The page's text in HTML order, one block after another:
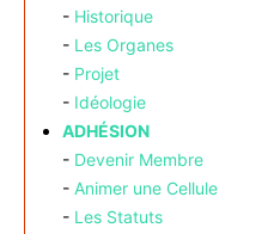
- Historique
- Les Organes
- Projet
- Idéologie
ADHÉSION
- Devenir Membre
- Animer une Cellule
- Les Statuts